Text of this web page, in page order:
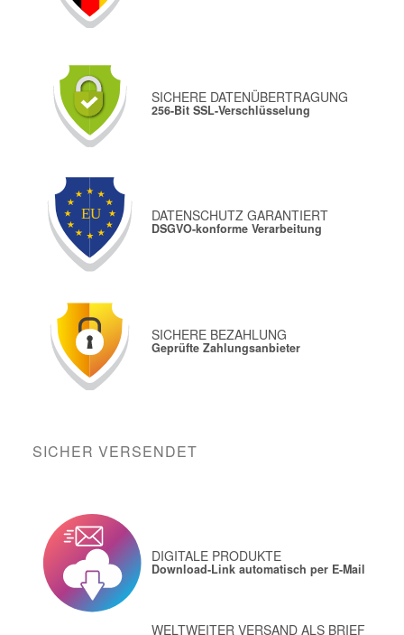
SICHERE DATENÜBERTRAGUNG
256-Bit SSL-Verschlüsselung
DATENSCHUTZ GARANTIERT
DSGVO-konforme Verarbeitung
SICHERE BEZAHLUNG
Geprüfte Zahlungsanbieter
SICHER VERSENDET
DIGITALE PRODUKTE
Download-Link automatisch per E-Mail
WELTWEITER VERSAND ALS BRIEF